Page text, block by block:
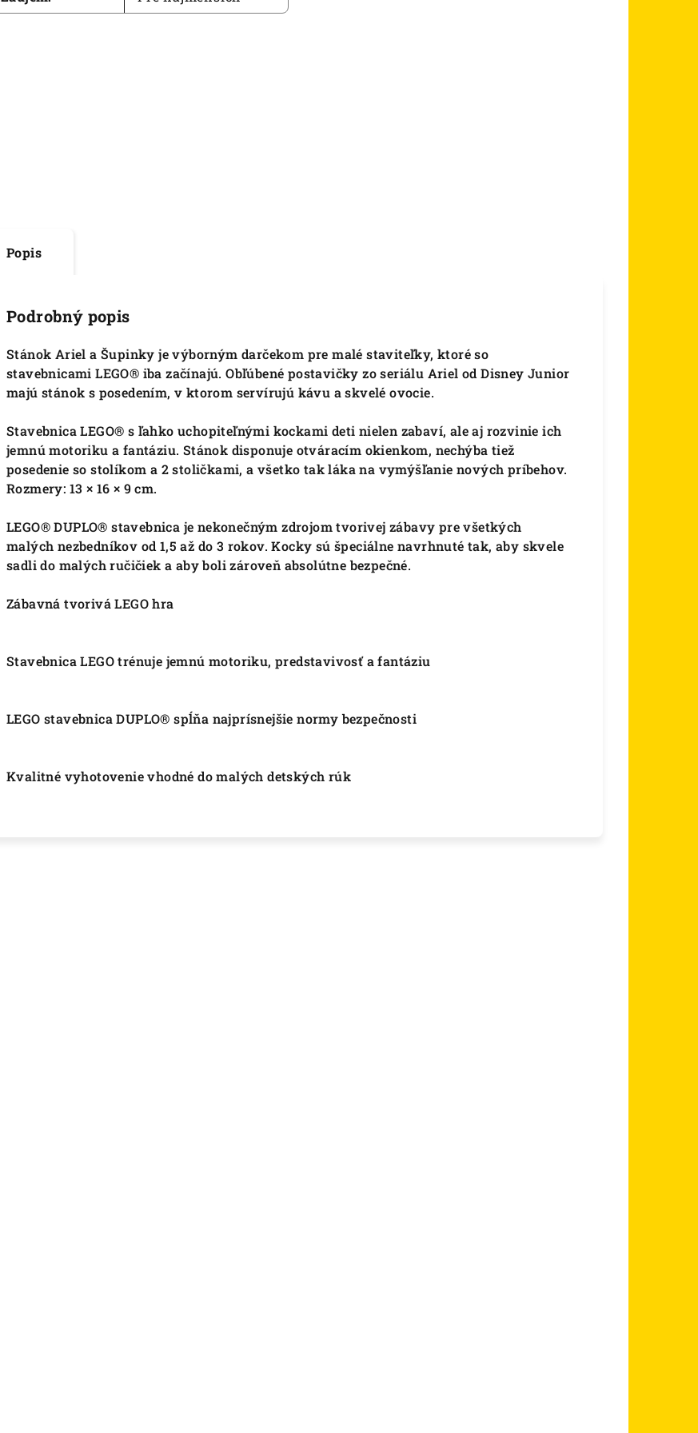
Popis
Podrobný popis
Stánok Ariel a Šupinky je výborným darčekom pre malé staviteľky, ktoré so
stavebnicami LEGO® iba začínajú. Obľúbené postavičky zo seriálu Ariel od Disney Junior
majú stánok s posedením, v ktorom servírujú kávu a skvelé ovocie.
Stavebnica LEGO® s ľahko uchopiteľnými kockami deti nielen zabaví, ale aj rozvinie ich
jemnú motoriku a fantáziu. Stánok disponuje otváracím okienkom, nechýba tiež
posedenie so stolíkom a 2 stoličkami, a všetko tak láka na vymýšľanie nových príbehov.
Rozmery: 13 × 16 × 9 cm.
LEGO® DUPLO® stavebnica je nekonečným zdrojom tvorivej zábavy pre všetkých
malých nezbedníkov od 1,5 až do 3 rokov. Kocky sú špeciálne navrhnuté tak, aby skvele
sadli do malých ručičiek a aby boli zároveň absolútne bezpečné.
Zábavná tvorivá LEGO hra
Stavebnica LEGO trénuje jemnú motoriku, predstavivosť a fantáziu
LEGO stavebnica DUPLO® spĺňa najprísnejšie normy bezpečnosti
Kvalitné vyhotovenie vhodné do malých detských rúk